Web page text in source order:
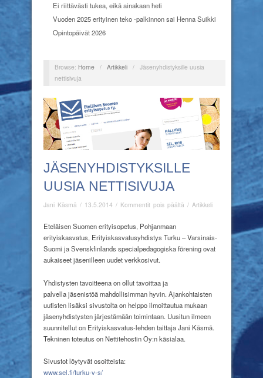
Ei riittävästi tukea, eikä ainakaan heti
Vuoden 2025 erityinen teko -palkinnon sai Henna Suikki
Opintopäivät 2026
Browse: Home / Artikkeli /
Jäsenyhdistyksille uusia
nettisivuja
JÄSENYHDISTYKSILLE
UUSIA NETTISIVUJA
Jani Käsmä / 13.5.2014 / Kommentit pois päältä artikkelissa
nettisivuja
/ Artikkeli
Eteläisen Suomen erityisopetus, Pohjanmaan
erityiskasvatus, Erityiskasvatusyhdistys Turku – Varsinais-
Suomi ja Svenskfinlands specialpedagogiska förening ovat
aukaiseet jäsenilleen uudet verkkosivut.
Yhdistysten tavoitteena on ollut tavoittaa ja
palvella jäsenistöä mahdollisimman hyvin. Ajankohtaisten
uutisten lisäksi sivustolta on helppo ilmoittautua mukaan
jäsenyhdistysten järjestämään toimintaan. Uusitun ilmeen
suunnitellut on Erityiskasvatus-lehden taittaja Jani Käsmä.
Tekninen toteutus on Nettitehostin Oy:n käsialaa.
Sivustot löytyvät osoitteista:
www.sel.fi/turku-v-s/